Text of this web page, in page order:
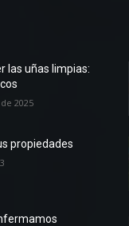
las uñas limpias:
2025
propiedades